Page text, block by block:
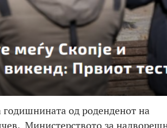
годишнината од роденденот на
Министерството за